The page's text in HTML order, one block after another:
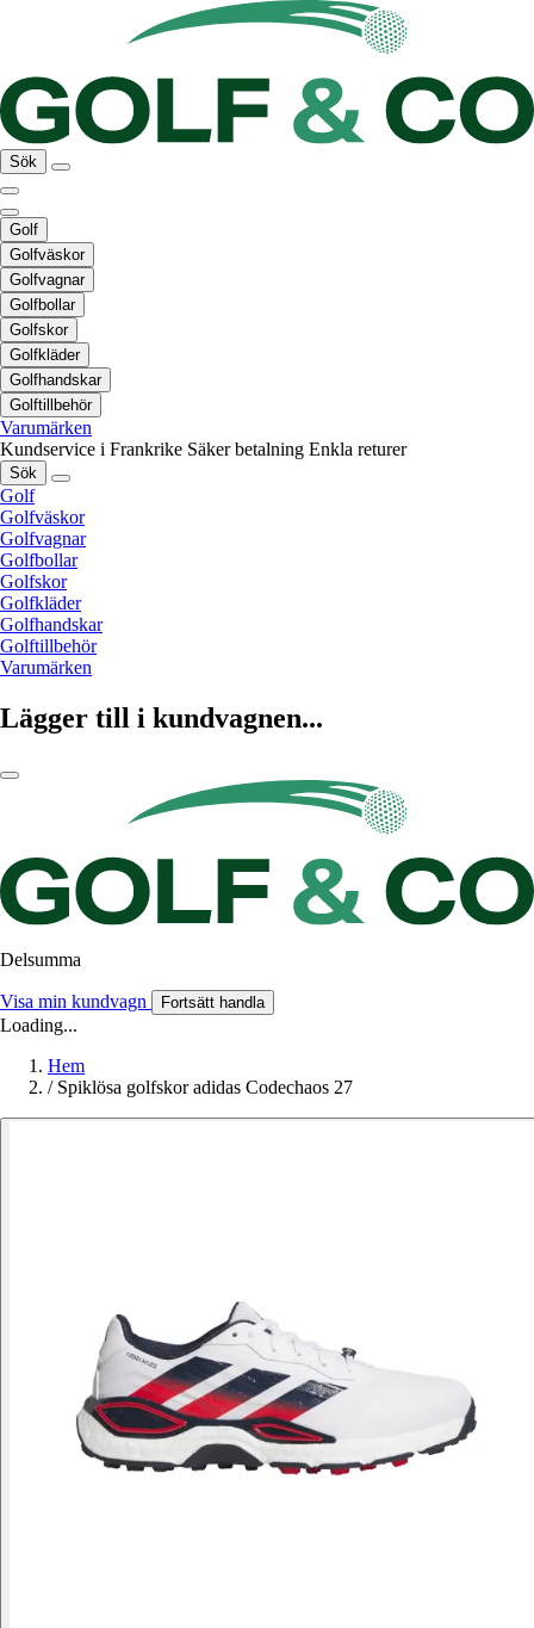
Sök
Golf
Golfväskor
Golfvagnar
Golfbollar
Golfskor
Golfkläder
Golfhandskar
Golftillbehör
Varumärken
Kundservice i Frankrike Säker betalning Enkla returer
Sök
Golf
Golfväskor
Golfvagnar
Golfbollar
Golfskor
Golfkläder
Golfhandskar
Golftillbehör
Varumärken
Lägger till i kundvagnen...
Delsumma
Visa min kundvagn Fortsätt handla
Loading...
Hem
/ Spiklösa golfskor adidas Codechaos 27